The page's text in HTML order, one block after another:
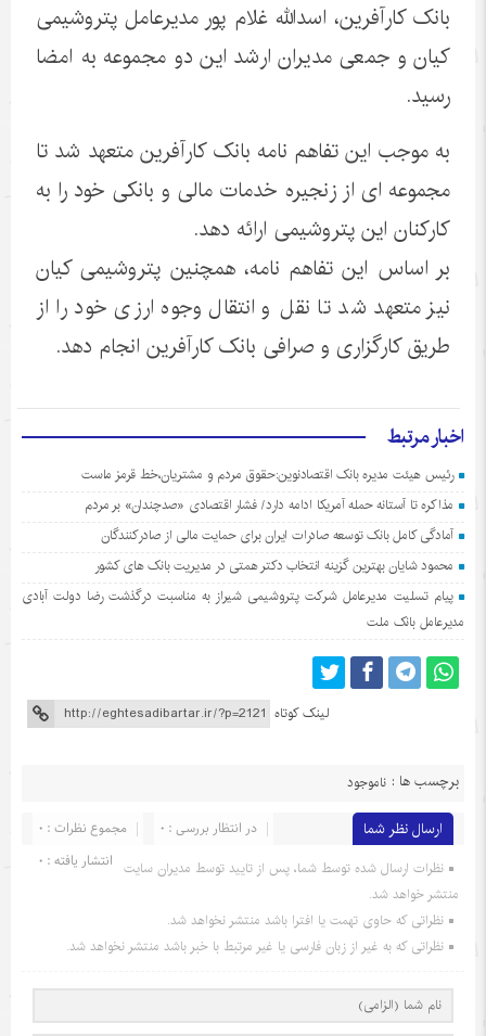
بانک کارآفرین، اسدالله غلام پور مدیرعامل پتروشیمی
کیان و جمعی مدیران ارشد این دو مجموعه به امضا
رسید.
به موجب این تفاهم نامه بانک کارآفرین متعهد شد تا
مجموعه ای از زنجیره خدمات مالی و بانکی خود را به
کارکنان این پتروشیمی ارائه دهد.
بر اساس این تفاهم نامه، همچنین پتروشیمی کیان
نیز متعهد شد تا نقل و انتقال وجوه ارزی خود را از
طریق کارگزاری و صرافی بانک کارآفرین انجام دهد.
اخبار مرتبط
رئیس هیئت مدیره بانک اقتصادنوین:حقوق مردم و مشتریان،خط قرمز ماست
مذاکره تا آستانه حمله آمریکا ادامه دارد/ فشار اقتصادی «صدچندان» بر مردم
آمادگی کامل بانک توسعه صادرات ایران برای حمایت مالی از صادرکنندگان
محمود شایان بهترین گزینه انتخاب دکتر همتی در مدیریت بانک های کشور
پیام تسلیت مدیرعامل شرکت پتروشیمی شیراز به مناسبت درگذشت رضا دولت آبادی
مدیرعامل بانک ملت
لینک کوتاه
برچسب ها : ناموجود
ارسال نظر شما مجموع نظرات : 0
در انتظار بررسی : 0
انتشار یافته : 0 نظرات ارسال شده توسط شما، پس از تایید توسط مدیران سایت
منتشر خواهد شد.
نظراتی که حاوی تهمت یا افترا باشد منتشر نخواهد شد.
نظراتی که به غیر از زبان فارسی یا غیر مرتبط با خبر باشد منتشر نخواهد شد.